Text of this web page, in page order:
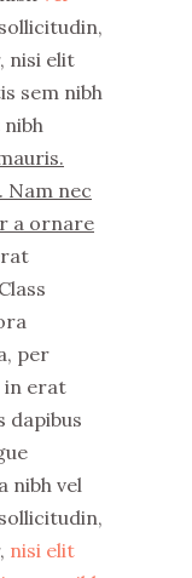
nisi elit
sem nibh
Nam nec
a ornare
per
in erat
dapibus
nibh vel
nisi elit